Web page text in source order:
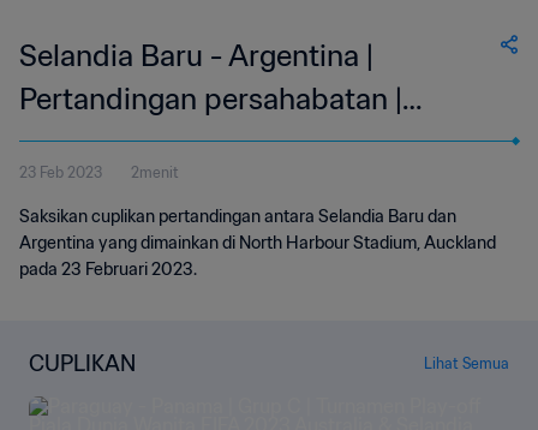
Selandia Baru - Argentina |
Pertandingan persahabatan |
Cuplikan Pertandingan
23 Feb 2023 2menit
Saksikan cuplikan pertandingan antara Selandia Baru dan
Argentina yang dimainkan di North Harbour Stadium, Auckland
pada 23 Februari 2023.
CUPLIKAN Lihat Semua